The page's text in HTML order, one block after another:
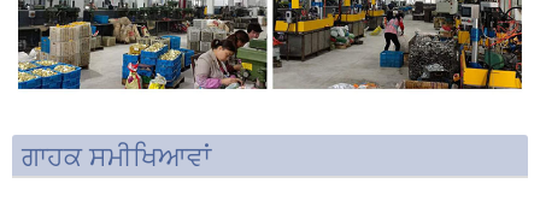
ਗਾਹਕ ਸਮੀਖਿਆਵਾਂ